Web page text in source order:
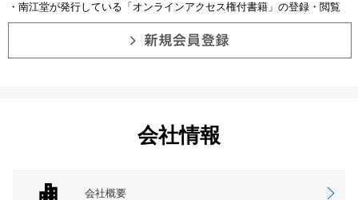
・南江堂が発行している「オンラインアクセス権付書籍」の登録・閲覧
会社情報
会社概要